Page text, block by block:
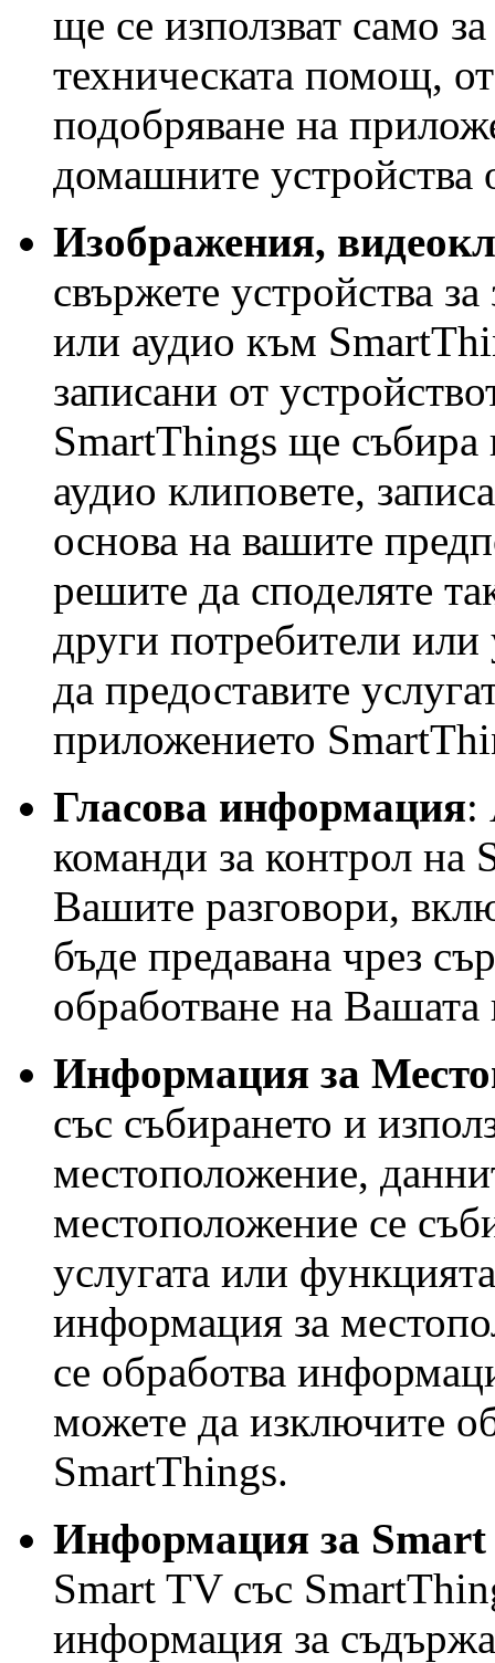
ще се използват само
техническата помощ,
подобряване на
домашните устройства
Изображения,
свържете устройства
или аудио към
записани от
SmartThings ще събира
аудио клиповете,
основа на вашите
решите да споделяте
други потребители
да предоставите
приложението
Гласова информация:
команди за контрол на
Вашите разговори,
бъде предавана чрез
обработване на Вашата
Информация за
със събирането и
местоположение,
местоположение се
услугата или
информация за
се обработва
можете да изключите
SmartThings.
Информация за
Smart TV със
информация за